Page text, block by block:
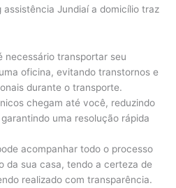
assistência Jundiaí a domicílio traz
necessário transportar seu
oficina, evitando transtornos e
durante o transporte.
chegam até você, reduzindo
uma resolução rápida
acompanhar todo o processo
da sua casa, tendo a certeza de
realizado com transparência.